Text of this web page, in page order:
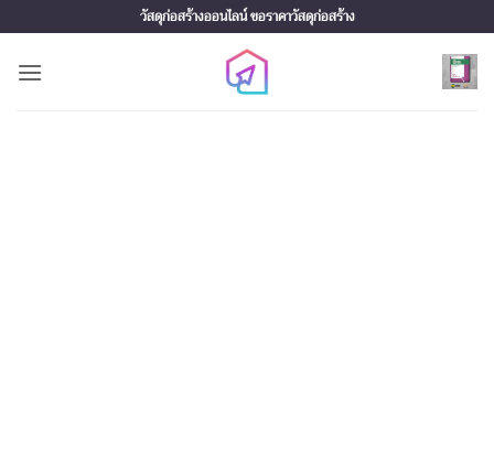
to
content
วัสดุก่อสร้างออนไลน์ ขอราคาวัสดุก่อสร้าง